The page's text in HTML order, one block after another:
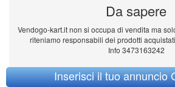
Da sapere
Vendogo-kart.it non si occupa di vendita ma
riteniamo responsabili dei prodotti
Info 3473163242
Inserisci il tuo annuncio